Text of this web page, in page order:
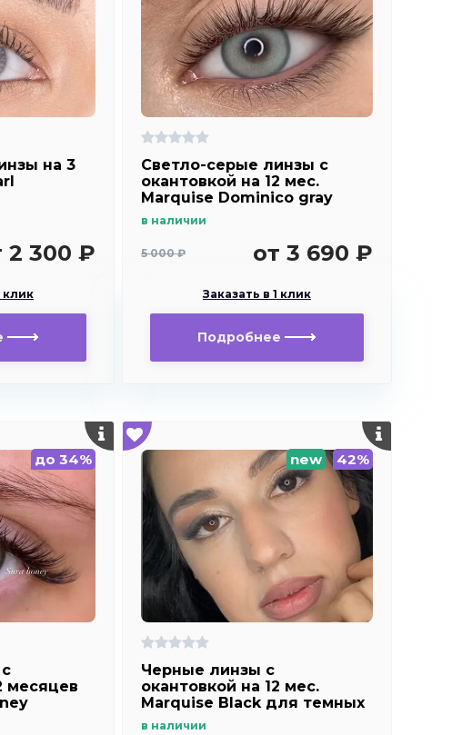
на 3
2 300 ₽
клик
Светло-серые линзы c
окантовкой на 12 мес.
Marquise Dominico gray
в наличии
5 000 ₽ от 3 690 ₽
Заказать в 1 клик
Подробнее
до 34%
месяцев
new 42%
Черные линзы c
окантовкой на 12 мес.
Marquise Black для темных
в наличии